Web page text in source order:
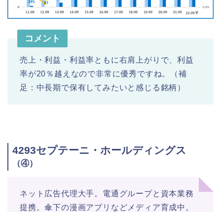
コメント
売上・利益・利益率ともに右肩上がりで、利益
率が20％越えなので非常に優秀ですね。（補
足：中長期で保有してみたいと感じる銘柄）
4293セプテーニ・ホールディングス
（④）
ネット広告代理大手。電通グループと資本業務
提携。傘下の漫画アプリなどメディア育成中。